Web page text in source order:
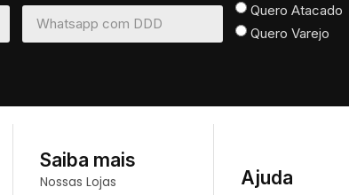
Quero Atacado
Quero Varejo
Saiba mais
Nossas Lojas Ajuda